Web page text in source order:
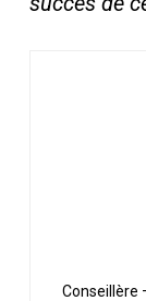
Conseillère